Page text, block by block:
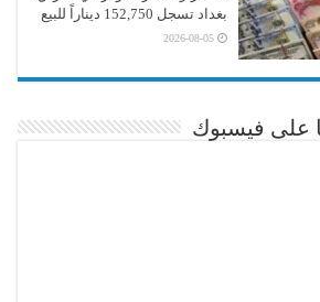
بغداد تسجل 152,750 ديناراً للبيع
2026-08-05
على فيسبوك